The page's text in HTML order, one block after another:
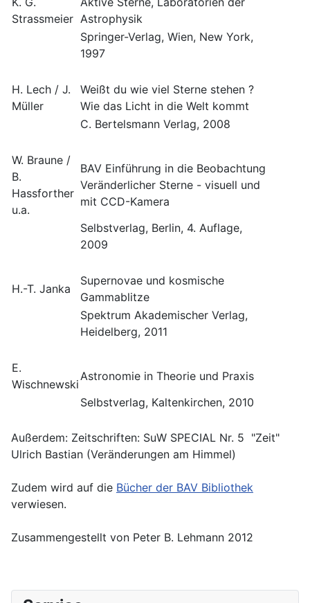
Strassmeier Astrophysik
Springer-Verlag, Wien, New York,
1997
H. Lech / J.
Müller
Weißt du wie viel Sterne stehen ?
Wie das Licht in die Welt kommt
C. Bertelsmann Verlag, 2008
W. Braune /
B.
Hassforther
u.a.
BAV Einführung in die Beobachtung
Veränderlicher Sterne - visuell und
mit CCD-Kamera
Selbstverlag, Berlin, 4. Auflage,
2009
H.-T. Janka
Supernovae und kosmische
Gammablitze
Spektrum Akademischer Verlag,
Heidelberg, 2011
E.
Wischnewski
Astronomie in Theorie und Praxis
Selbstverlag, Kaltenkirchen, 2010
Außerdem: Zeitschriften: SuW SPECIAL Nr. 5 "Zeit"
Ulrich Bastian (Veränderungen am Himmel)
Zudem wird auf die Bücher der BAV Bibliothek
verwiesen.
Zusammengestellt von Peter B. Lehmann 2012